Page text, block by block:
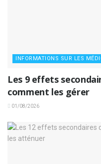
INFORMATIONS SUR LES
Les 9 effets
comment les gérer
01/08/2026